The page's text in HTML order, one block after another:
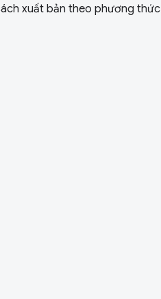
xuất bản theo phương thức